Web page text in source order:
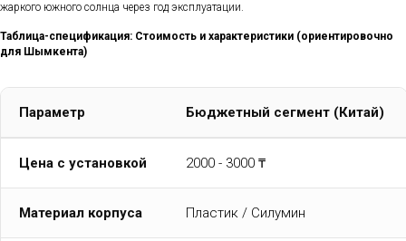
жаркого южного солнца через год эксплуатации.
Таблица-спецификация: Стоимость и характеристики (ориентировочно
для Шымкента)
Параметр Бюджетный сегмент (Китай)
Цена с установкой 2000 - 3000 ₸
Материал корпуса Пластик / Силумин